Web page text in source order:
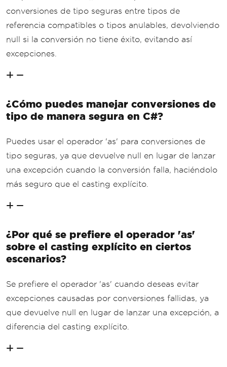
conversiones de tipo seguras entre tipos de
referencia compatibles o tipos anulables, devolviendo
null si la conversión no tiene éxito, evitando así
excepciones.
¿Cómo puedes manejar conversiones de
tipo de manera segura en C#?
Puedes usar el operador 'as' para conversiones de
tipo seguras, ya que devuelve null en lugar de lanzar
una excepción cuando la conversión falla, haciéndolo
más seguro que el casting explícito.
¿Por qué se prefiere el operador 'as'
sobre el casting explícito en ciertos
escenarios?
Se prefiere el operador 'as' cuando deseas evitar
excepciones causadas por conversiones fallidas, ya
que devuelve null en lugar de lanzar una excepción, a
diferencia del casting explícito.